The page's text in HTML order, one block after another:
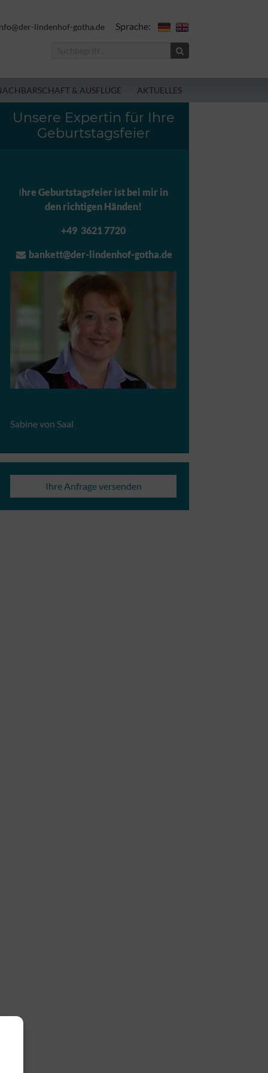
lindenhof-gotha.de Sprache:
& AUSFLÜGE AKTUELLES
Unsere Expertin für Ihre
Geburtstagsfeier
Ihre Geburtstagsfeier ist bei mir in
den richtigen Händen!
+49 3621 7720
bankett@der-lindenhof-gotha.de
Sabine von Saal
Ihre Anfrage versenden